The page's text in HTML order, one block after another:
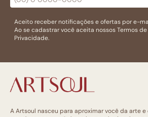
Aceito receber notificações e ofertas por e-
Ao se cadastrar você aceita nossosTermos de
Privacidade.
A Artsoul nasceu para aproximar você da arte e